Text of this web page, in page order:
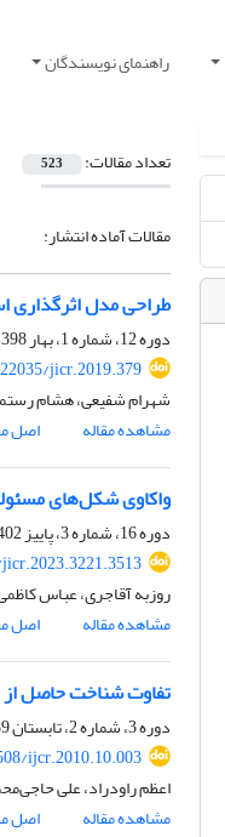
راهنمای نویسندگان
تعداد مقالات: 523
مقالات آماده انتشار:
طراحی مدل اثرگذاری
دوره 12، شماره 1، بهار 1398، صفحه
jicr.2019.379
شهرام شفیعی، هشام
مشاهده مقاله
اصل
واکاوی شکل‌های
دوره 16، شماره 3، پاییز 1402، صفحه
روزبه آقاجری، عباس
مشاهده مقاله
اصل
تفاوت شناخت حاصل
دوره 3، شماره 2، تابستان 1389، صفحه
ijcr.2010.10.003
اعظم راودراد، علی
مشاهده مقاله
اصل